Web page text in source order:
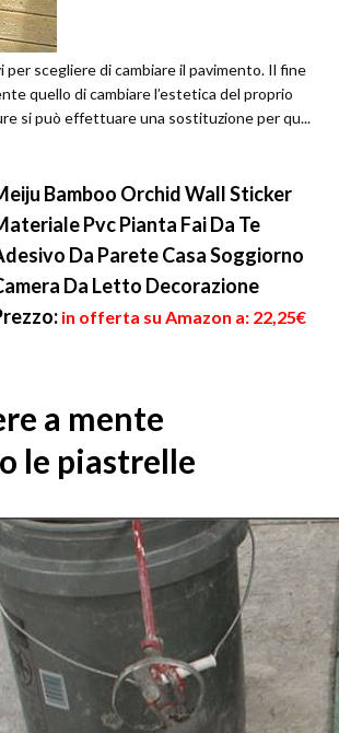
per scegliere di cambiare il pavimento. Il fine
quello di cambiare l’estetica del proprio
si può effettuare una sostituzione per qu...
Bamboo Orchid Wall Sticker
Pvc Pianta Fai Da Te
Da Parete Casa Soggiorno
Da Letto Decorazione
in offerta su Amazon a: 22,25€
a mente
le piastrelle